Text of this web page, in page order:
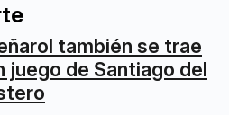
también se trae
juego de Santiago del